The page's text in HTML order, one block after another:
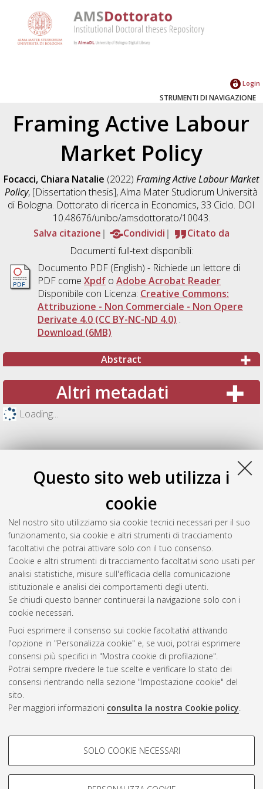
Questo sito web utilizza i
cookie
Nel nostro sito utilizziamo sia cookie tecnici necessari per il suo
funzionamento, sia cookie e altri strumenti di tracciamento
facoltativi che potrai attivare solo con il tuo consenso.
Cookie e altri strumenti di tracciamento facoltativi sono usati per
analisi statistiche, misure sull'efficacia della comunicazione
istituzionale e analisi dei comportamenti degli utenti.
Se chiudi questo banner continuerai la navigazione solo con i
cookie necessari.
Puoi esprimere il consenso sui cookie facoltativi attivando
l'opzione in "Personalizza cookie" e, se vuoi, potrai esprimere
consensi più specifici in "Mostra cookie di profilazione".
Potrai sempre rivedere le tue scelte e verificare lo stato dei
consensi rientrando nella sezione "Impostazione cookie" del
sito.
Per maggiori informazioni consulta la nostra Cookie policy.
COOKIE DI PROFILAZIONE -
Si tratta di cookie utilizzati per analizzare le caratteristiche della
SOLO COOKIE NECESSARI
Login
STRUMENTI DI NAVIGAZIONE
Framing Active Labour
Market Policy
Focacci, Chiara Natalie (2022)Framing Active Labour Market
Policy, [Dissertation thesis], Alma Mater Studiorum Università
di Bologna. Dottorato di ricerca in Economics, 33 Ciclo. DOI
10.48676/unibo/amsdottorato/10043.
Salva citazione
Condividi
Citato da
Documenti full-text disponibili:
Documento PDF(English) - Richiede un lettore di
PDF come Xpdfo Adobe Acrobat Reader
Disponibile con Licenza: Creative Commons:
Attribuzione - Non Commerciale - Non Opere
Derivate 4.0 (CC BY-NC-ND 4.0) .
Download (6MB)
Abstract
Altri metadati
Loading...
Gestione del documento:
Atom
Rss 1.0
Rss 2.0
ISSN: 2038-7946
Impostazioni Cookie
Informativa sulla privacy
Condizioni d’uso del sito